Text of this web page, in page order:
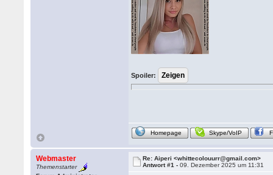
Spoiler:
Homepage Skype/VoIP
Webmaster
Themenstarter
Re: Aiperi <whittecolouurr@gmail.com>
Antwort #1 -09. Dezember 2025 um 11:31